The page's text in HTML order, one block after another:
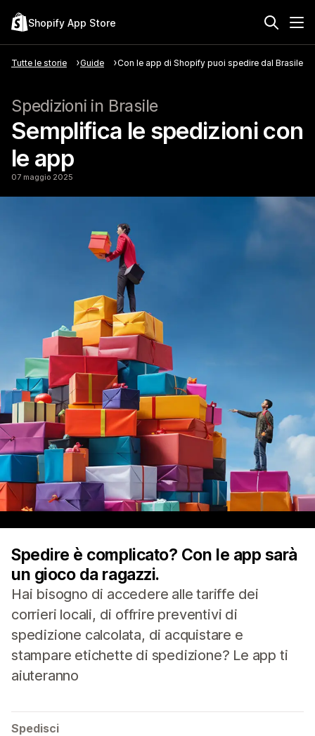
Shopify App Store
Tutte le storie Guide Con le app di Shopify puoi spedire dal Brasile
Spedizioni in Brasile
Semplifica le spedizioni con
le app
07 maggio 2025
Spedire è complicato? Con le app sarà
un gioco da ragazzi.
Hai bisogno di accedere alle tariffe dei
corrieri locali, di offrire preventivi di
spedizione calcolata, di acquistare e
stampare etichette di spedizione? Le app ti
aiuteranno
Spedisci